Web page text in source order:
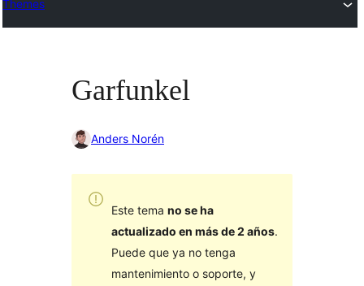
Themes
Garfunkel
Anders Norén
Este tema no se ha
actualizado en más de 2 años.
Puede que ya no tenga
mantenimiento o soporte, y